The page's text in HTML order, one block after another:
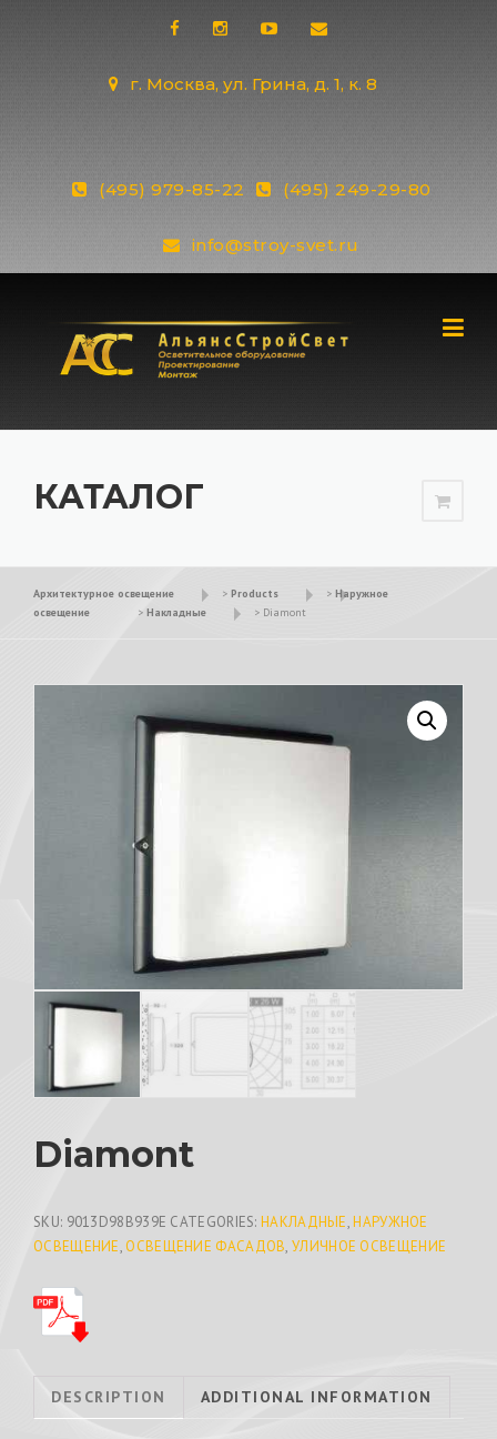
г. Москва, ул. Грина, д. 1, к. 8
(495) 979-85-22 (495) 249-29-80
info@stroy-svet.ru
КАТАЛОГ
Архитектурное освещение > Products > Наружное
освещение
> Накладные > Diamont
Diamont
SKU: 9013D98B939E CATEGORIES:НАКЛАДНЫЕ,НАРУЖНОЕ
ОСВЕЩЕНИЕ, ОСВЕЩЕНИЕ ФАСАДОВ,УЛИЧНОЕ ОСВЕЩЕНИЕ
DESCRIPTION ADDITIONAL INFORMATION